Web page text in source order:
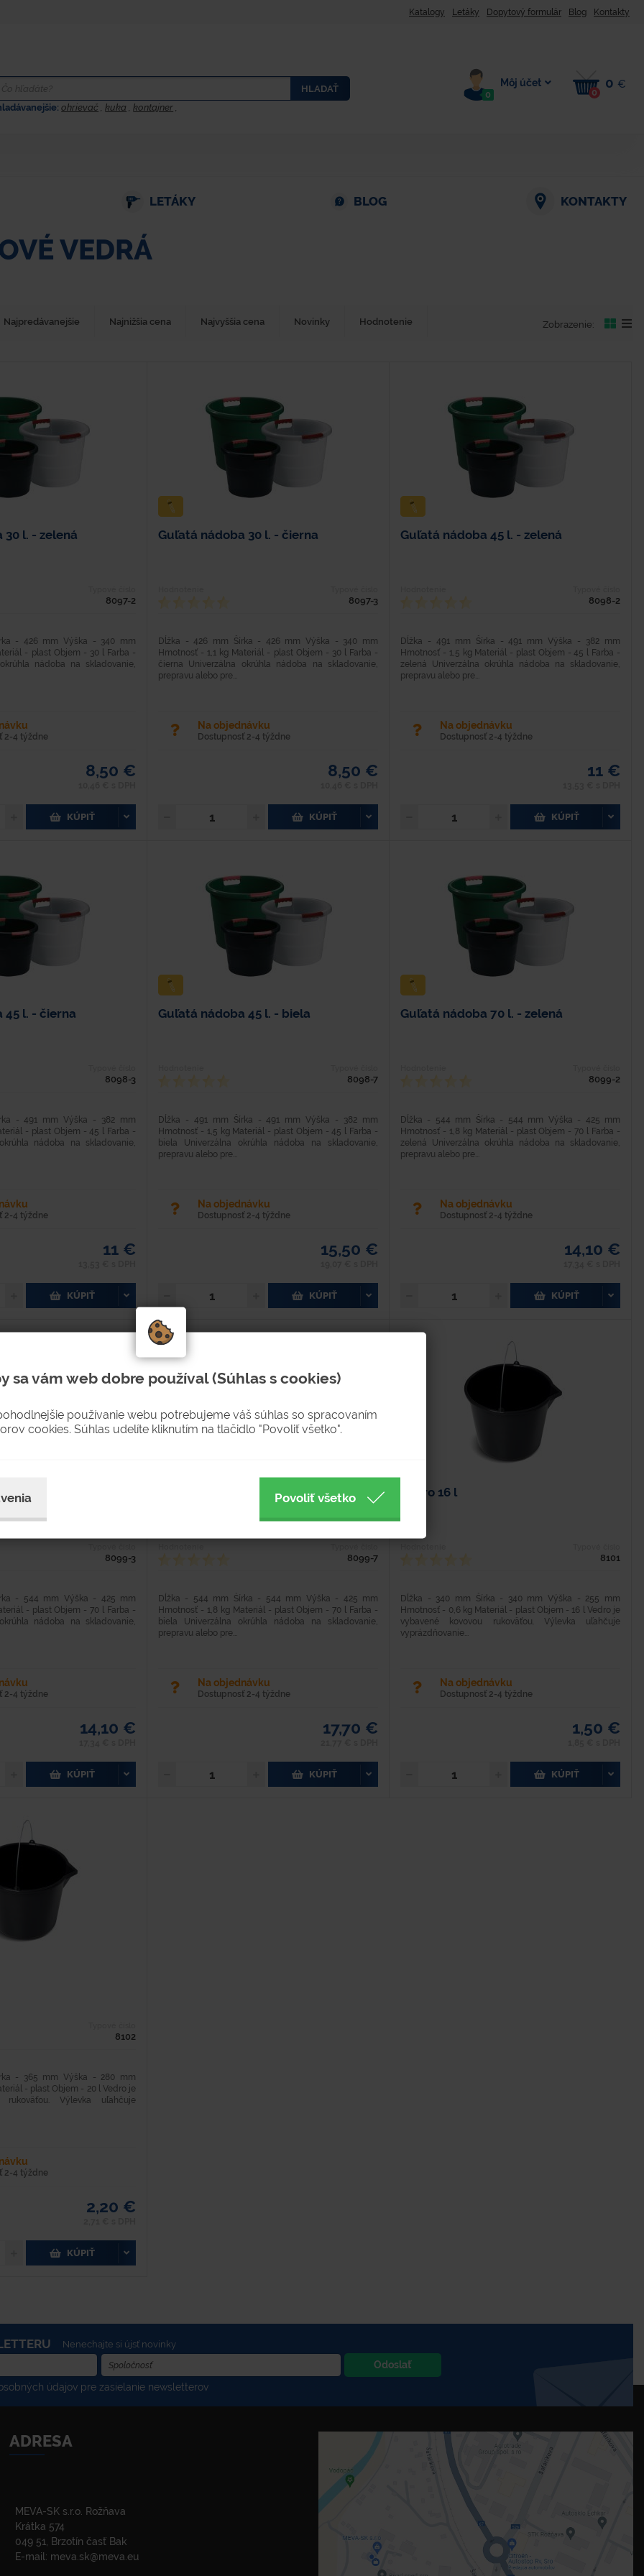
Katalogy Letáky Dopytový formulár Blog Kontakty
HLADAŤ
ohrievač ,kuka ,kontajner ,
0
Môj účet
0
0 €
LETÁKY BLOG KONTAKTY
VEDRÁ
Najpredávanejšie Najnižšia cena Najvyššia cena Novinky Hodnotenie Zobrazenie:
l. - zelená
8097-2
- 426 mm Výška - 340 mm
- plast Objem - 30 l Farba -
nádoba na skladovanie,
2-4 týždne
8,50 €
KÚPIŤ
Guľatá nádoba 30 l. - čierna
8097-3
Dĺžka - 426 mm Šírka - 426 mm Výška - 340 mm
Hmotnosť - 1,1 kg Materiál - plast Objem - 30 l Farba -
čierna Univerzálna okrúhla nádoba na skladovanie,
prepravu alebo pre...
Na objednávku
Dostupnosť 2-4 týždne
8,50 €
KÚPIŤ
Guľatá nádoba 45 l. - zelená
8098-2
Dĺžka - 491 mm Šírka - 491 mm Výška - 382 mm
Hmotnosť - 1,5 kg Materiál - plast Objem - 45 l Farba -
zelená Univerzálna okrúhla nádoba na skladovanie,
prepravu alebo pre...
Na objednávku
Dostupnosť 2-4 týždne
11 €
KÚPIŤ
45 l. - čierna
8098-3
- 491 mm Výška - 382 mm
- plast Objem - 45 l Farba -
nádoba na skladovanie,
2-4 týždne
11 €
KÚPIŤ
Guľatá nádoba 45 l. - biela
8098-7
Dĺžka - 491 mm Šírka - 491 mm Výška - 382 mm
Hmotnosť - 1,5 kg Materiál - plast Objem - 45 l Farba -
biela Univerzálna okrúhla nádoba na skladovanie,
prepravu alebo pre...
Na objednávku
Dostupnosť 2-4 týždne
15,50 €
KÚPIŤ
Guľatá nádoba 70 l. - zelená
8099-2
Dĺžka - 544 mm Šírka - 544 mm Výška - 425 mm
Hmotnosť - 1,8 kg Materiál - plast Objem - 70 l Farba -
zelená Univerzálna okrúhla nádoba na skladovanie,
prepravu alebo pre...
Na objednávku
Dostupnosť 2-4 týždne
14,10 €
KÚPIŤ
70 l. - čierna
8099-3
- 544 mm Výška - 425 mm
- plast Objem - 70 l Farba -
nádoba na skladovanie,
2-4 týždne
14,10 €
KÚPIŤ
Guľatá nádoba 70 l. - biela
8099-7
Dĺžka - 544 mm Šírka - 544 mm Výška - 425 mm
Hmotnosť - 1,8 kg Materiál - plast Objem - 70 l Farba -
biela Univerzálna okrúhla nádoba na skladovanie,
prepravu alebo pre...
Na objednávku
Dostupnosť 2-4 týždne
17,70 €
KÚPIŤ
Vedro 16 l
8101
Dĺžka - 340 mm Šírka - 340 mm Výška - 255 mm
Hmotnosť - 0,6 kg Materiál - plast Objem - 16 l Vedro je
vybavené kovovou rukoväťou. Výlevka uľahčuje
vyprázdňovanie...
Na objednávku
Dostupnosť 2-4 týždne
1,50 €
KÚPIŤ
8102
- 365 mm Výška - 280 mm
- plast Objem - 20 l Vedro je
rukoväťou. Výlevka uľahčuje
2-4 týždne
2,20 €
KÚPIŤ
Nenechajte si újsť novinky
Odoslať
údajov pre zasielanie newsletterov
ADRESA
MEVA-SK s.r.o. Rožňava
Krátka 574
049 51, Brzotín časť Bak
E-mail: meva.sk@meva.eu
sa vám web dobre používal (Súhlas s cookies)
používanie webu potrebujeme váš súhlas so spracovaním
cookies. Súhlas udelíte kliknutím na tlačidlo "Povoliť všetko".
Povoliť všetko